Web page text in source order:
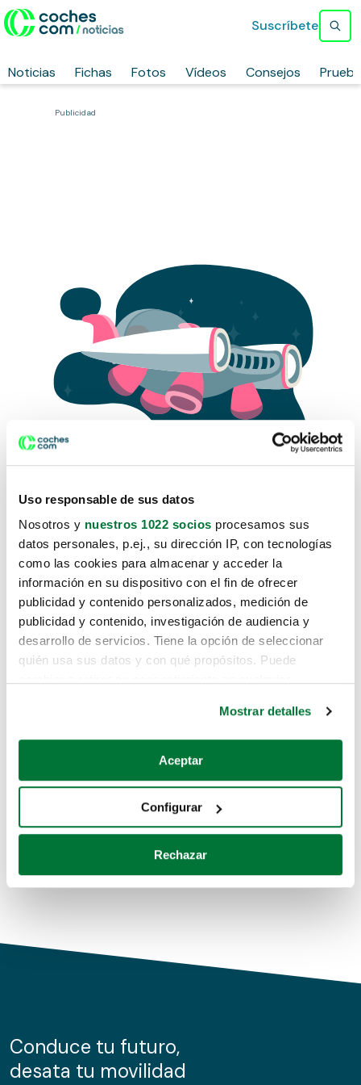
Uso responsable de sus datos
Nosotros y nuestros 1022 socios procesamos sus
datos personales, p.ej., su dirección IP, con tecnologías
como las cookies para almacenar y acceder la
información en su dispositivo con el fin de ofrecer
publicidad y contenido personalizados, medición de
publicidad y contenido, investigación de audiencia y
desarrollo de servicios. Tiene la opción de seleccionar
quién usa sus datos y con qué propósitos. Puede
Si lo permite, también quisiéramos:
Recopilar información sobre su ubicación geográfica
Identificar su dispositivo analizándolo activamente
para buscar características específicas (huellas
Obtenga más información sobre cómo se procesan sus
de cookies.
información sobre el uso que haga del sitio web con
nuestros partners de redes sociales, publicidad y análisis
Mostrar detalles
Aceptar
Configurar
Rechazar
Noticias Fichas Fotos Vídeos Consejos
Suscríbete
Publicidad
Lo sentimos, no sabemos como
te hemos traido hasta aquí.
Pero puedes encontrar el coche que estás
buscando en alguno de estos enlaces:
Coches de segunda mano
Coches de km0
Conduce tu futuro,
desata tu movilidad